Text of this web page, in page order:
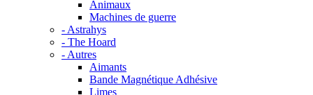
Animaux
Machines de guerre
- Astrahys
- The Hoard
- Autres
Aimants
Bande Magnétique Adhésive
Limes